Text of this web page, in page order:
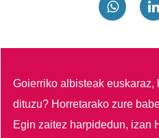
Goierriko albisteak euskaraz,
dituzu? Horretarako zure
Egin zaitez harpidedun, izan